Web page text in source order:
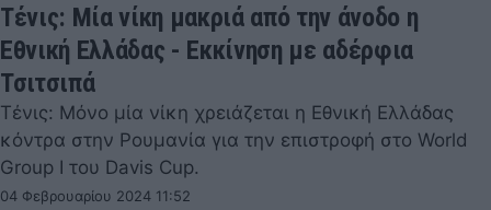
Τένις: Μία νίκη μακριά από την άνοδο η
Εθνική Ελλάδας - Εκκίνηση με αδέρφια
Τσιτσιπά
Τένις: Μόνο μία νίκη χρειάζεται η Εθνική Ελλάδας
κόντρα στην Ρουμανία για την επιστροφή στο World
Group I του Davis Cup.
04 Φεβρουαρίου 2024 11:52